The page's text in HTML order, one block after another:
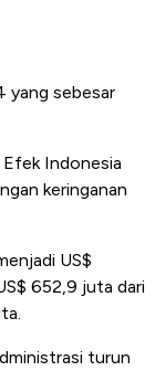
yang sebesar
Efek Indonesia
keringanan
US$
652,9 juta dari
turun